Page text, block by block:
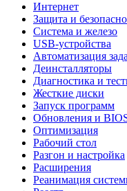
Интернет
Защита и
Система и железо
USB-устройства
Автоматизация
Деинсталляторы
Диагностика и
Жесткие диски
Запуск программ
Обновления и
Оптимизация
Рабочий стол
Разгон и настройка
Расширения
Реанимация